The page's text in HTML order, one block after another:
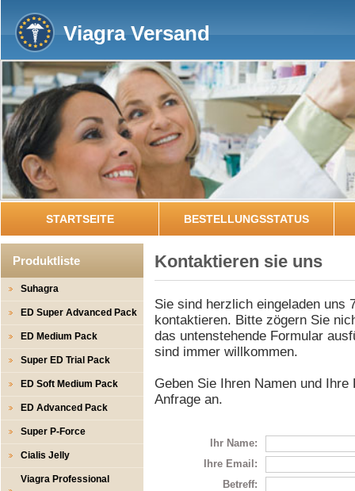
Viagra Versand
STARTSEITE BESTELLUNGSSTATUS
Produktliste
Suhagra
ED Super Advanced Pack
ED Medium Pack
Super ED Trial Pack
ED Soft Medium Pack
ED Advanced Pack
Super P-Force
Cialis Jelly
Viagra Professional
Kontaktieren sie uns
Sie sind herzlich eingeladen uns
kontaktieren. Bitte zögern Sie
das untenstehende Formular
sind immer willkommen.
Geben Sie Ihren Namen und
Anfrage an.
Ihr Name:
Ihre Email:
Betreff: